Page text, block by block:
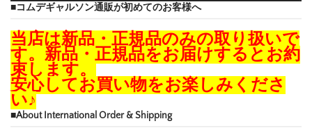
■コムデギャルソン通販が初めてのお客様へ
当店は新品・正規品のみの取り扱いで
す。新品・正規品をお届けするとお約
束します。
安心してお買い物をお楽しみくださ
い♪
■About International Order & Shipping